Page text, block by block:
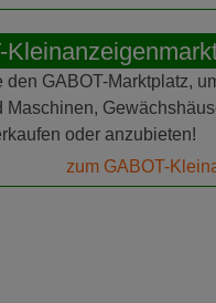
den GABOT-Marktplatz,
Maschinen,
oder anzubieten!
zum GABOT-